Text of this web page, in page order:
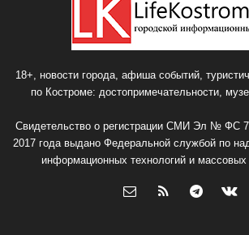
18+, новости города, афиша событий,
по Костроме: достопримечательности,
Свидетельство о регистрации СМИ Эл № ФС
2017 года выдано Федеральной службой по
информационных технологий и массовых